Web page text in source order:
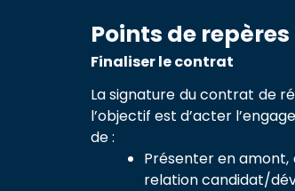
Points de repères
Finaliser le contrat
La signature du contrat de
l’objectif est d’acter
de :
Présenter en
relation candidat/